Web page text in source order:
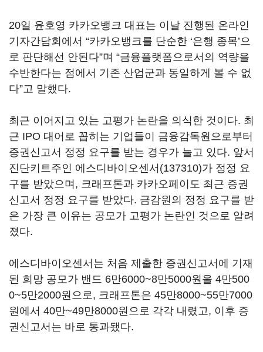
20일 윤호영 카카오뱅크 대표는 이날 진행된 온라인
기자간담회에서 “카카오뱅크를 단순한 ‘은행 종목’으
로 판단해선 안된다”며 “금융플랫폼으로서의 역량을
수반한다는 점에서 기존 산업군과 동일하게 볼 수 없
다”고 말했다.
최근 이어지고 있는 고평가 논란을 의식한 것이다. 최
근 IPO 대어로 꼽히는 기업들이 금융감독원으로부터
증권신고서 정정 요구를 받는 경우가 늘고 있다. 앞서
진단키트주인 에스디바이오센서(137310)가 정정 요
구를 받았으며, 크래프톤과 카카오페이도 최근 증권
신고서 정정 요구를 받았다. 금감원의 정정 요구를 받
은 가장 큰 이유는 공모가 고평가 논란인 것으로 알려
졌다.
에스디바이오센서는 처음 제출한 증권신고서에 기재
된 희망 공모가 밴드 6만6000~8만5000원을 4만500
0~5만2000원으로, 크래프톤은 45만8000~55만7000
원에서 40만~49만8000원으로 각각 내렸고, 이후 증
권신고서는 바로 통과됐다.